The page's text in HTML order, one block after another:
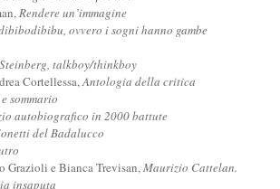
Rendere un’immagine
ovvero i sogni hanno gambe
Steinberg, talkboy/thinkboy
Cortellessa,Antologia della critica
sommario
autobiografico in 2000 battute
del Badalucco
Grazioli e Bianca Trevisan,Maurizio Cattelan.
insaputa